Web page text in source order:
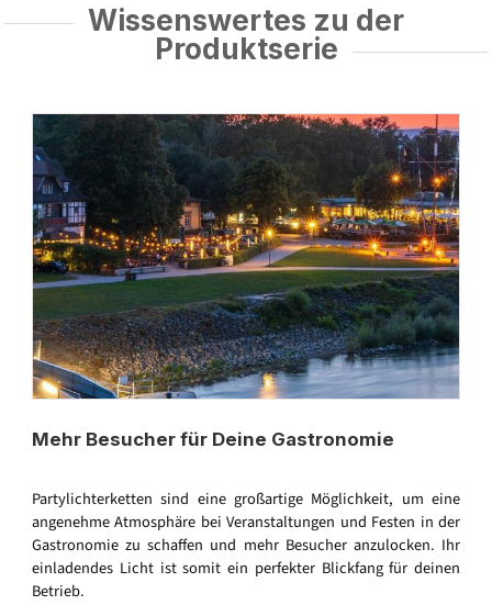
Wissenswertes zu der
Produktserie
Mehr Besucher für Deine Gastronomie
Partylichterketten sind eine großartige Möglichkeit, um eine
angenehme Atmosphäre bei Veranstaltungen und Festen in der
Gastronomie zu schaffen und mehr Besucher anzulocken. Ihr
einladendes Licht ist somit ein perfekter Blickfang für deinen
Betrieb.